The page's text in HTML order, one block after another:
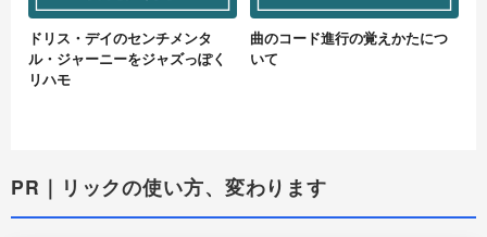
ドリス・デイのセンチメンタ
ル・ジャーニーをジャズっぽく
リハモ
曲のコード進行の覚えかたにつ
いて
PR｜リックの使い方、変わります